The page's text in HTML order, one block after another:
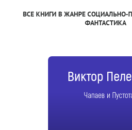
ВСЕ КНИГИ В ЖАНРЕ СОЦИАЛЬНО-
ФАНТАСТИКА
Виктор
Чапаев и